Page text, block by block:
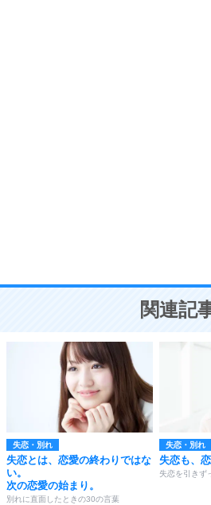
ことが大切。
関連記
失恋・別れ
失恋とは、恋愛の終わりではな
い。
次の恋愛の始まり。
別れに直面したときの30の言葉
失恋・別れ
失恋も、恋
失恋を引きず